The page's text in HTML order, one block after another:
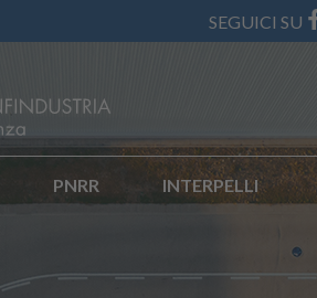
SEGUICI SU
PNRR INTERPELLI